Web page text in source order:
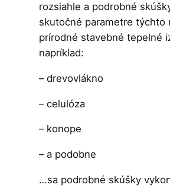
rozsiahle a podrobné
skutočné parametre týchto
prírodné stavebné tepelné
napríklad:
– drevovlákno
– celulóza
– konope
– a podobne
…sa podrobné skúšky